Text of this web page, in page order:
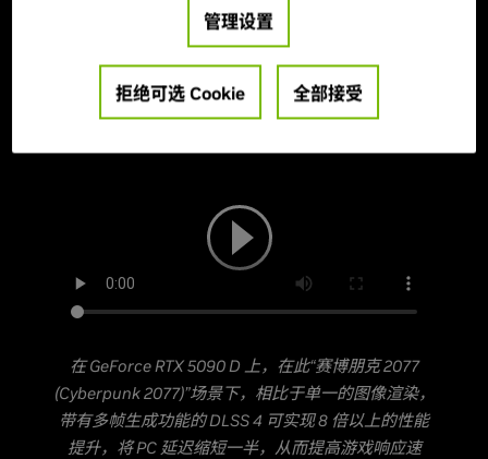
技术可为每个传统渲染帧生成多达三
图像渲染的 8 倍。得益于该技术，玩家在 GeForce
RTX 5090 D 上可解锁超绝惊艳的 4K 240 FPS 全景
光线追踪游戏体验。
在 GeForce RTX 5090 D 上，在此“赛博朋克 2077
(Cyberpunk 2077)”场景下，相比于单一的图像渲染，
带有多帧生成功能的 DLSS 4 可实现 8 倍以上的性能
提升，将 PC 延迟缩短一半，从而提高游戏响应速
管理设置
拒绝可选 Cookie 全部接受